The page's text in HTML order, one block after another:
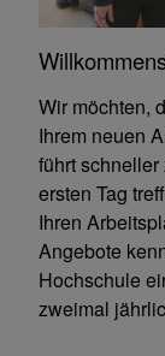
Wir möchten,
Ihrem neuen
führt
ersten Tag
Ihren
Angebote
Hochschule
zweimal